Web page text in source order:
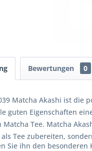
Bewertungen 0
Matcha Akashi ist die
guten Eigenschaften
Matcha Tee. Matcha
Tee zubereiten,
Sie ihn den